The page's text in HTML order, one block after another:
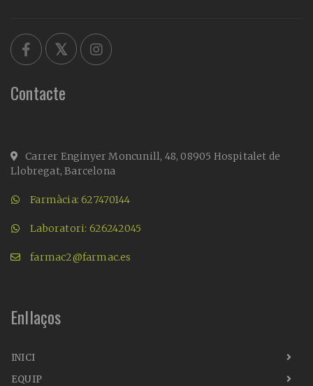
Contacte
Carrer Enginyer Moncunill, 48, 08905 Hospitalet de
Llobregat, Barcelona
Farmàcia: 627470144
Laboratori: 626242045
farmac2@farmac.es
Enllaços
INICI
EQUIP